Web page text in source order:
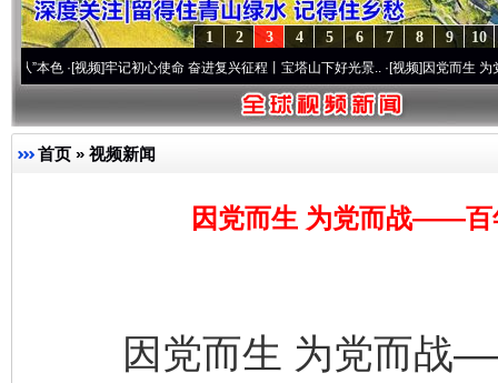
10
9
8
7
6
5
4
3
2
1
牢记初心使命 奋进复兴征程丨宝塔山下好光景..·[视频]因党而生 为党而战——百
首页 » 视频新闻
因党而生 为党而战——百
因党而生 为党而战